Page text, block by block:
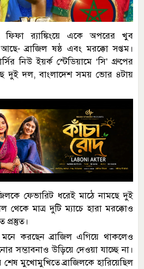
ফিফা র‍্যাঙ্কিংয়ে একে অপরের খুব
আছে- ব্রাজিল ষষ্ঠ এবং মরক্কো সপ্তম।
নিউ ইয়র্ক স্টেডিয়ামে ‘সি’ গ্রুপের
দুই দল, বাংলাদেশ সময় ভোর ৪টায়
ফেভারিট ধরেই মাঠে নামছে দুই
মাত্র দুটি ম্যাচে হারা মরক্কোও
প্রস্তুত।
করছেন ব্রাজিল এগিয়ে থাকলেও
সম্ভাবনাও উড়িয়ে দেওয়া যাচ্ছে না।
মুখোমুখিতে ব্রাজিলকে হারিয়েছিল